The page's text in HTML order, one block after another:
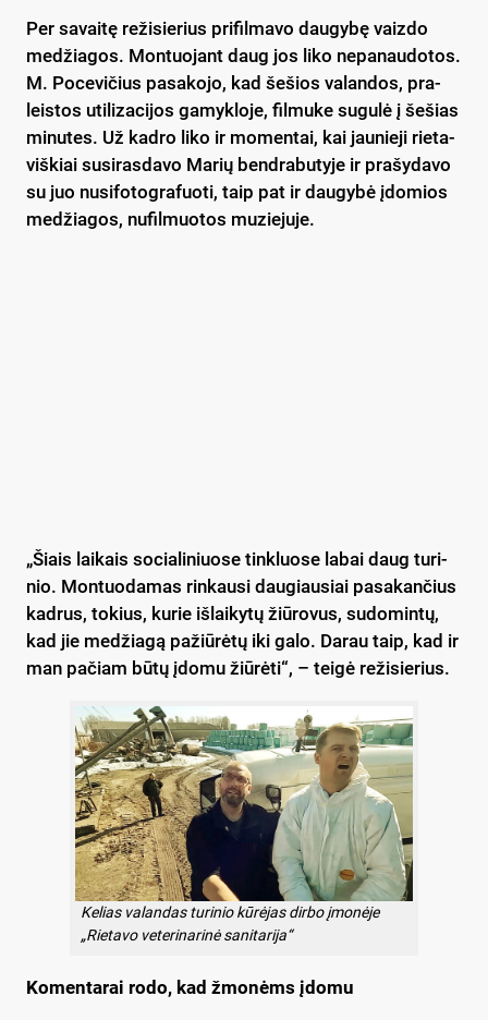
Per sa­vai­tę re­ži­sie­rius pri­fil­ma­vo dau­gy­bę vaiz­do
me­džia­gos. Mon­tuo­jant daug jos li­ko ne­pa­nau­do­tos.
M. Po­ce­vi­čius pa­sa­ko­jo, kad še­šios va­lan­dos, pra­
leis­tos uti­li­za­ci­jos ga­myk­lo­je, fil­mu­ke su­gu­lė į še­šias
mi­nu­tes. Už kad­ro li­ko ir mo­men­tai, kai jau­nie­ji rie­ta­
viš­kiai su­si­ras­da­vo Ma­rių bend­ra­bu­ty­je ir pra­šy­da­vo
su juo nu­si­fo­tog­ra­fuo­ti, taip pat ir dau­gy­bė įdo­mios
me­džia­gos, nu­fil­muo­tos mu­zie­ju­je.
„Šiais lai­kais so­cia­li­niuo­se tink­luo­se la­bai daug tu­ri­
nio. Mon­tuo­da­mas rin­kau­si dau­giau­siai pa­sa­kan­čius
kad­rus, to­kius, ku­rie iš­lai­ky­tų žiū­ro­vus, su­do­min­tų,
kad jie me­džia­gą pa­žiū­rė­tų iki ga­lo. Da­rau taip, kad ir
man pa­čiam bū­tų įdo­mu žiū­rė­ti“, – tei­gė re­ži­sie­rius.
Kelias valandas turinio kūrėjas dirbo įmonėje
„Rietavo veterinarinė sanitarija“
Ko­men­ta­rai ro­do, kad žmo­nėms įdo­mu